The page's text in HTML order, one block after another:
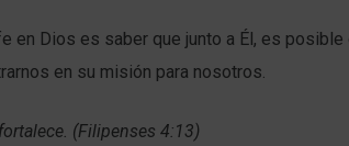
en Dios es saber que junto a Él, es posible
en su misión para nosotros.
(Filipenses 4:13)